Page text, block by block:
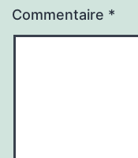
Commentaire *